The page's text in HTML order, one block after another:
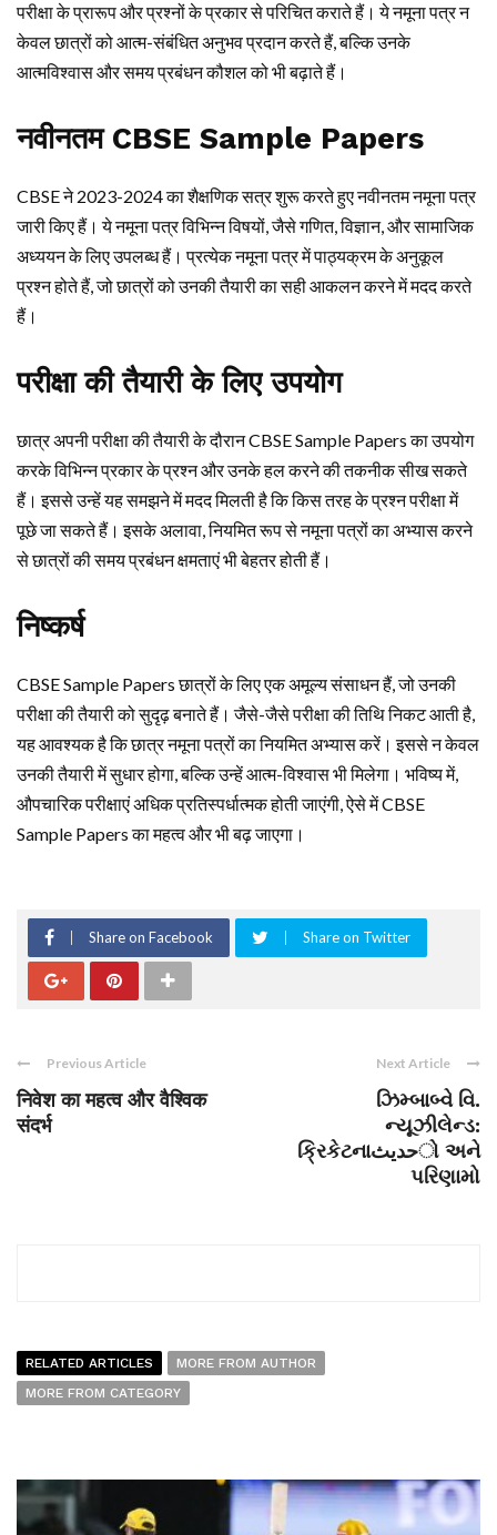
परीक्षा के प्रारूप और प्रश्नों के प्रकार से परिचित कराते हैं। ये नमूना पत्र न
केवल छात्रों को आत्म-संबंधित अनुभव प्रदान करते हैं, बल्कि उनके
आत्मविश्वास और समय प्रबंधन कौशल को भी बढ़ाते हैं।
नवीनतम CBSE Sample Papers
CBSE ने 2023-2024 का शैक्षणिक सत्र शुरू करते हुए नवीनतम नमूना पत्र
जारी किए हैं। ये नमूना पत्र विभिन्न विषयों, जैसे गणित, विज्ञान, और सामाजिक
अध्ययन के लिए उपलब्ध हैं। प्रत्येक नमूना पत्र में पाठ्यक्रम के अनुकूल
प्रश्न होते हैं, जो छात्रों को उनकी तैयारी का सही आकलन करने में मदद करते
हैं।
परीक्षा की तैयारी के लिए उपयोग
छात्र अपनी परीक्षा की तैयारी के दौरान CBSE Sample Papers का उपयोग
करके विभिन्न प्रकार के प्रश्न और उनके हल करने की तकनीक सीख सकते
हैं। इससे उन्हें यह समझने में मदद मिलती है कि किस तरह के प्रश्न परीक्षा में
पूछे जा सकते हैं। इसके अलावा, नियमित रूप से नमूना पत्रों का अभ्यास करने
से छात्रों की समय प्रबंधन क्षमताएं भी बेहतर होती हैं।
निष्कर्ष
CBSE Sample Papers छात्रों के लिए एक अमूल्य संसाधन हैं, जो उनकी
परीक्षा की तैयारी को सुदृढ़ बनाते हैं। जैसे-जैसे परीक्षा की तिथि निकट आती है,
यह आवश्यक है कि छात्र नमूना पत्रों का नियमित अभ्यास करें। इससे न केवल
उनकी तैयारी में सुधार होगा, बल्कि उन्हें आत्म-विश्वास भी मिलेगा। भविष्य में,
औपचारिक परीक्षाएं अधिक प्रतिस्पर्धात्मक होती जाएंगी, ऐसे में CBSE
Sample Papers का महत्व और भी बढ़ जाएगा।
Share on Facebook Share on Twitter
Previous Article
निवेश का महत्व और वैश्विक
संदर्भ
Next Article
ઝિમ્બાબ્વે વિ.
ન્યૂઝીલેન્ડ:
ક્રિકેટનાحديثો અને
પરિણામો
RELATED ARTICLES
MORE FROM AUTHOR
MORE FROM CATEGORY